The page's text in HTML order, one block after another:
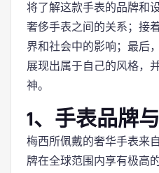
将了解这款手表的品牌和
奢侈手表之间的关系；接
界和社会中的影响；最后
展现出属于自己的风格，
神。
1、手表品牌
梅西所佩戴的奢华手表来
牌在全球范围内享有极高